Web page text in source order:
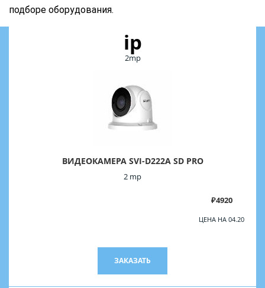
подборе оборудования.
ip
2mp
ВИДЕОКАМЕРА SVI-D222A SD PRO
2 mp
₽4920
ЦЕНА НА 04.20
ЗАКАЗАТЬ